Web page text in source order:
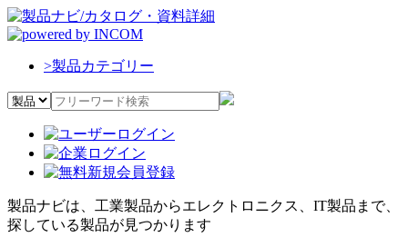
>製品カテゴリー
製品ナビは、工業製品からエレクトロニクス、IT製品まで、
探している製品が見つかります